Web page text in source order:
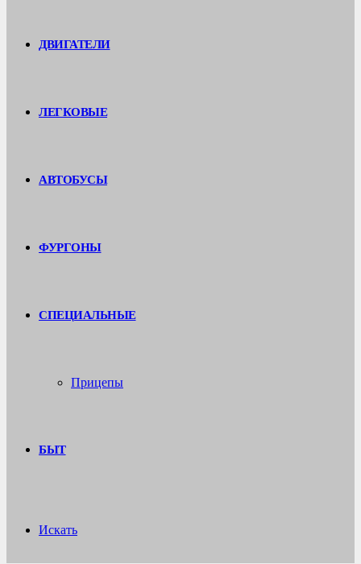
ДВИГАТЕЛИ
ЛЕГКОВЫЕ
АВТОБУСЫ
ФУРГОНЫ
СПЕЦИАЛЬНЫЕ
Прицепы
БЫТ
Искать